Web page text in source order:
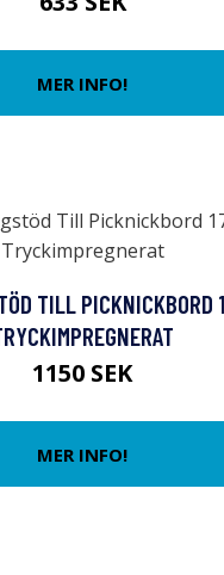
MER INFO!
TILL PICKNICKBORD
1150 SEK
MER INFO!